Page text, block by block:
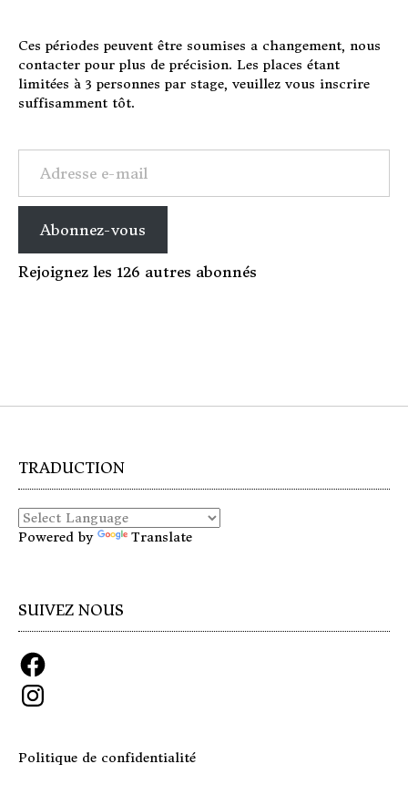
Ces périodes peuvent être soumises a changement, nous
contacter pour plus de précision. Les places étant
limitées à 3 personnes par stage, veuillez vous inscrire
suffisamment tôt.
Adresse e-mail
Abonnez-vous
Rejoignez les 126 autres abonnés
TRADUCTION
Powered by Translate
SUIVEZ NOUS
Facebook
Instagram
Politique de confidentialité